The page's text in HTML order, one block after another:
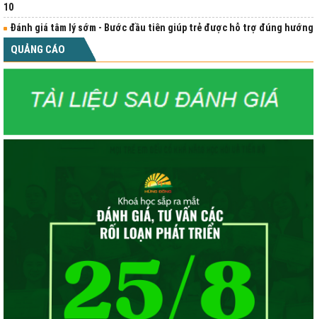
10
Đánh giá tâm lý sớm - Bước đầu tiên giúp trẻ được hỗ trợ đúng hướng
QUẢNG CÁO